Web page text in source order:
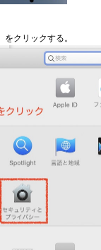
クリックする。